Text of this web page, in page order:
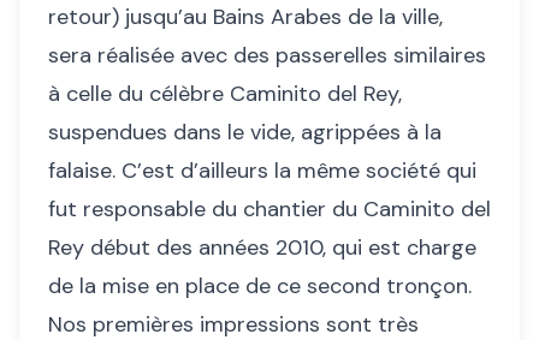
retour) jusqu’au Bains Arabes de la ville,
sera réalisée avec des passerelles similaires
à celle du célèbre Caminito del Rey,
suspendues dans le vide, agrippées à la
falaise. C’est d’ailleurs la même société qui
fut responsable du chantier du Caminito del
Rey début des années 2010, qui est charge
de la mise en place de ce second tronçon.
Nos premières impressions sont très